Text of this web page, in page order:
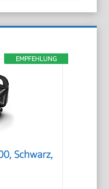
EMPFEHLUNG
Schwarz,